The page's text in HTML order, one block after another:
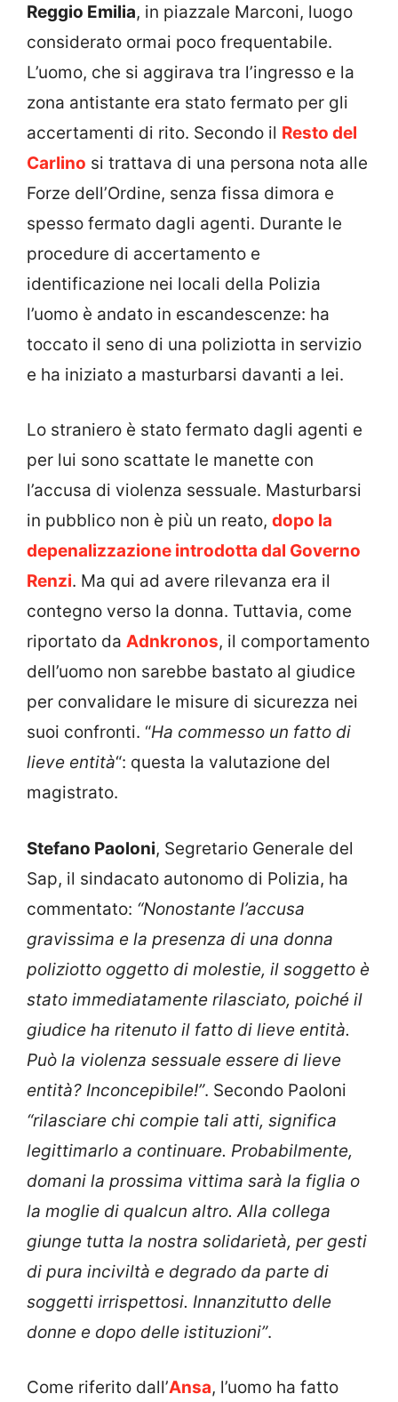
Reggio Emilia, in piazzale Marconi, luogo
considerato ormai poco frequentabile.
L’uomo, che si aggirava tra l’ingresso e la
zona antistante era stato fermato per gli
accertamenti di rito. Secondo il Resto del
Carlino si trattava di una persona nota alle
Forze dell’Ordine, senza fissa dimora e
spesso fermato dagli agenti. Durante le
procedure di accertamento e
identificazione nei locali della Polizia
l’uomo è andato in escandescenze: ha
toccato il seno di una poliziotta in servizio
e ha iniziato a masturbarsi davanti a lei.
Lo straniero è stato fermato dagli agenti e
per lui sono scattate le manette con
l’accusa di violenza sessuale. Masturbarsi
in pubblico non è più un reato, dopo la
depenalizzazione introdotta dal Governo
Renzi. Ma qui ad avere rilevanza era il
contegno verso la donna. Tuttavia, come
riportato da Adnkronos, il comportamento
dell’uomo non sarebbe bastato al giudice
per convalidare le misure di sicurezza nei
suoi confronti. “Ha commesso un fatto di
lieve entità“: questa la valutazione del
magistrato.
Stefano Paoloni, Segretario Generale del
Sap, il sindacato autonomo di Polizia, ha
commentato: “Nonostante l’accusa
gravissima e la presenza di una donna
poliziotto oggetto di molestie, il soggetto è
stato immediatamente rilasciato, poiché il
giudice ha ritenuto il fatto di lieve entità.
Può la violenza sessuale essere di lieve
entità? Inconcepibile!”. Secondo Paoloni
“rilasciare chi compie tali atti, significa
legittimarlo a continuare. Probabilmente,
domani la prossima vittima sarà la figlia o
la moglie di qualcun altro. Alla collega
giunge tutta la nostra solidarietà, per gesti
di pura inciviltà e degrado da parte di
soggetti irrispettosi. Innanzitutto delle
donne e dopo delle istituzioni”.
Come riferito dall’Ansa, l’uomo ha fatto